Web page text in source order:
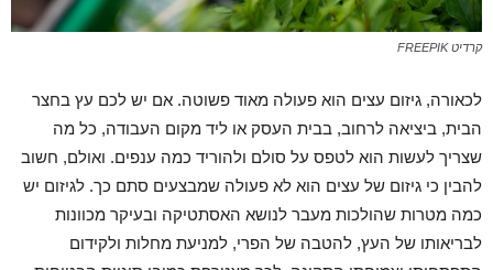
קרדיט FREEPIK
לכאורה, גיזום עצים הוא פעולה מאוד פשוטה. אם יש לכם עץ בחצר
הבית, ביציאה לרחוב, בבית העסק או ליד מקום העבודה, כל מה
שצריך לעשות הוא לטפס על סולם ולהוריד כמה ענפים. ואולם, חשוב
להבין כי גיזום של עצים הוא לא פעולה שמבצעים סתם כך. לגיזום יש
כמה מטרות שהולכות מעבר לנושא האסתטיקה ובעיקר מכוונות
לבריאותו של העץ, להטבה של הפרי, למניעת מחלות ולקידום